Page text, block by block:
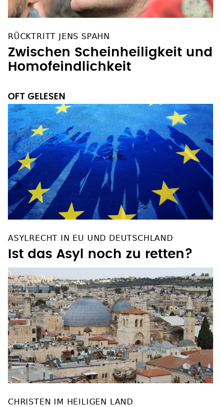
RÜCKTRITT JENS SPAHN
Zwischen Scheinheiligkeit und
Homofeindlichkeit
OFT GELESEN
ASYLRECHT IN EU UND DEUTSCHLAND
Ist das Asyl noch zu retten?
CHRISTEN IM HEILIGEN LAND